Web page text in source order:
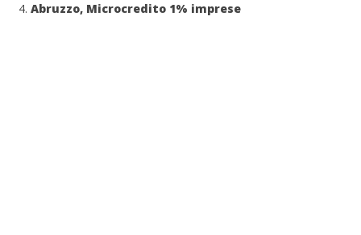
Abruzzo, Microcredito 1% imprese